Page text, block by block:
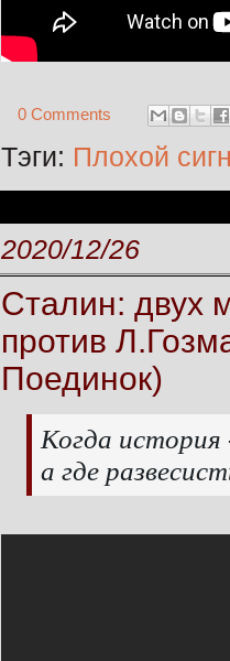
0 Comments
Тэги: Плохой
2020/12/26
Сталин: двух
против
Поединок)
Когда история
а где